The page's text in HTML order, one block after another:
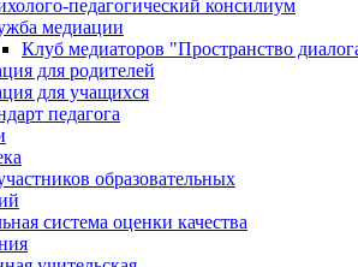
педагогический консилиум
медиации
Клуб медиаторов "Пространство
для родителей
для учащихся
педагога
образовательных
система оценки качества